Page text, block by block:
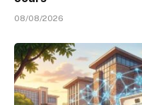
08/08/2026